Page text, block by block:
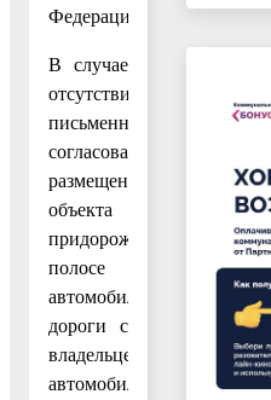
Федерации».
В случае
отсутствия
письменного
согласования
размещения
объекта
придорожной
полосе
автомобильной
дороги с
владельцем
автомобильной